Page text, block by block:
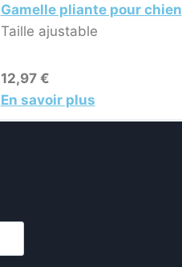
Gamelle pliante pour chien
Taille ajustable
12,97 €
En savoir plus